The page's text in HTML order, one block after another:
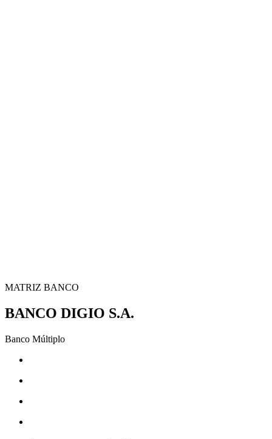
MATRIZ BANCO
BANCO DIGIO S.A.
Banco Múltiplo